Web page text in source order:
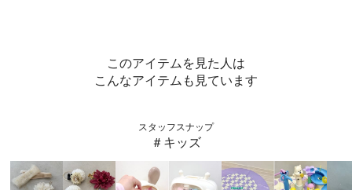
このアイテムを見た人は
こんなアイテムも見ています
スタッフスナップ
＃キッズ